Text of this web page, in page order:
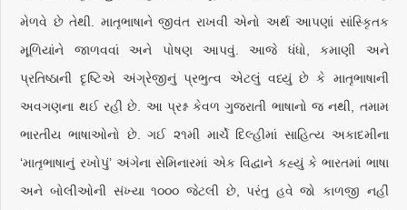
મેળવે છે તેથી. માતૃભાષાને જીવંત રાખવી એનો અર્થ આપણાં સાંસ્કૃિતક
મૂળિયાંને જાળવવાં અને પોષણ આપવું. આજે ધંધો, કમાણી અને
પ્રતિષ્ઠાની દૃષ્ટિએ અંગ્રેજીનું પ્રભુત્વ એટલું વધ્યું છે કે માતૃભાષાની
અવગણના થઈ રહી છે. આ પ્રશ્ન કેવળ ગુજરાતી ભાષાનો જ નથી, તમામ
ભારતીય ભાષાઓનો છે. ગઈ ૨૧મી માર્ચે દિલ્હીમાં સાહિત્ય અકાદમીના
‘માતૃભાષાનું રખોપું’ અંગેના સેમિનારમાં એક વિદ્વાને કહ્યું કે ભારતમાં ભાષા
અને બોલીઓની સંખ્યા ૧૦૦૦ જેટલી છે, પરંતુ હવે જો કાળજી નહીં